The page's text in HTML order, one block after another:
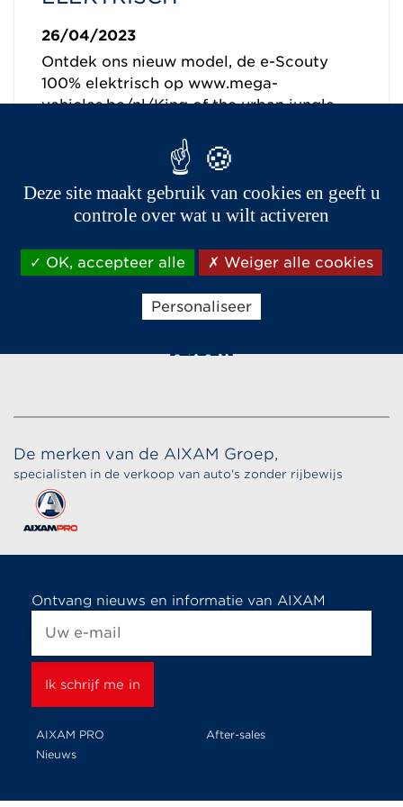
26/04/2023
Ontdek ons nieuw model, de e-Scouty
100% elektrisch op www.mega-
vehicles.be/nl/King of the urban jungle
Lees verder
De merken van de AIXAM Groep,
specialisten in de verkoop van auto's zonder rijbewijs
Ontvang nieuws en informatie van AIXAM
AIXAM PRO
After-sales
Nieuws
Deze site maakt gebruik van cookies en geeft u
controle over wat u wilt activeren
OK, accepteer alle Weiger alle cookies
Personaliseer